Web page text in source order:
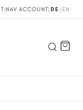
|NAV.ACCOUNT| DE | EN